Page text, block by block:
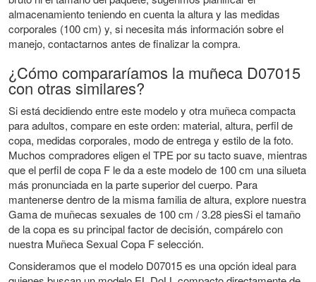
almacenamiento teniendo en cuenta la altura y las medidas
corporales (100 cm) y, si necesita más información sobre el
manejo, contactarnos antes de finalizar la compra.
¿Cómo compararíamos la muñeca D07015
con otras similares?
Si está decidiendo entre este modelo y otra muñeca compacta
para adultos, compare en este orden: material, altura, perfil de
copa, medidas corporales, modo de entrega y estilo de la foto.
Muchos compradores eligen el TPE por su tacto suave, mientras
que el perfil de copa F le da a este modelo de 100 cm una silueta
más pronunciada en la parte superior del cuerpo. Para
mantenerse dentro de la misma familia de altura, explore nuestra
Gama de muñecas sexuales de 100 cm / 3.28 piesSi el tamaño
de la copa es su principal factor de decisión, compárelo con
nuestra Muñeca Sexual Copa Fselección.
Consideramos que el modelo D07015 es una opción ideal para